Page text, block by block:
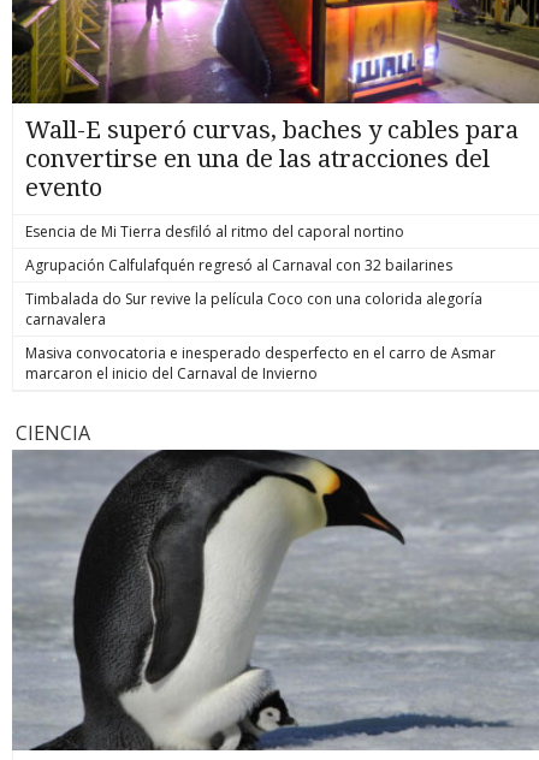
Wall-E superó curvas, baches y cables para
convertirse en una de las atracciones del
evento
Esencia de Mi Tierra desfiló al ritmo del caporal nortino
Agrupación Calfulafquén regresó al Carnaval con 32 bailarines
Timbalada do Sur revive la película Coco con una colorida alegoría
carnavalera
Masiva convocatoria e inesperado desperfecto en el carro de Asmar
marcaron el inicio del Carnaval de Invierno
CIENCIA